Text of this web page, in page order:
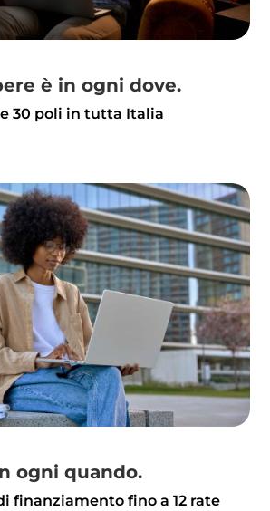
è in ogni dove.
30 poli in tutta Italia
ogni quando.
finanziamento fino a 12 rate